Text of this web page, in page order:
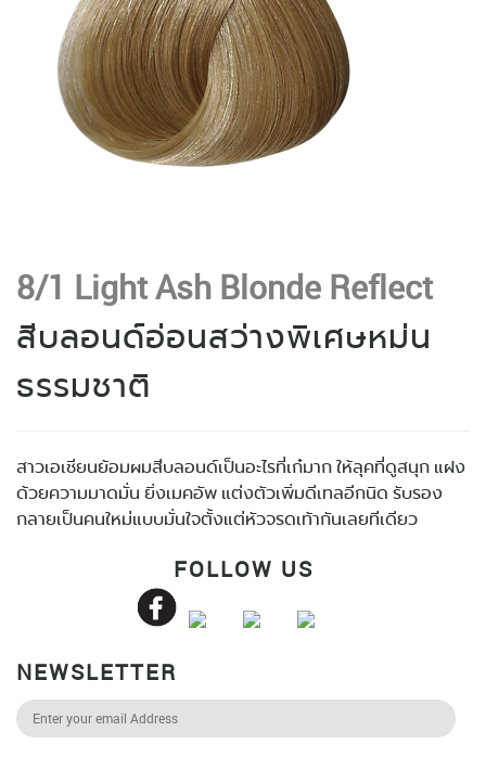
8/1 Light Ash Blonde Reflect
สีบลอนด์อ่อนสว่างพิเศษหม่น
ธรรมชาติ
สาวเอเชียนย้อมผมสีบลอนด์เป็นอะไรที่เก๋มาก ให้ลุคที่ดูสนุก แฝง
ด้วยความมาดมั่น ยิ่งเมคอัพ แต่งตัวเพิ่มดีเทลอีกนิด รับรอง
กลายเป็นคนใหม่แบบมั่นใจตั้งแต่หัวจรดเท้ากันเลยทีเดียว
FOLLOW US
NEWSLETTER